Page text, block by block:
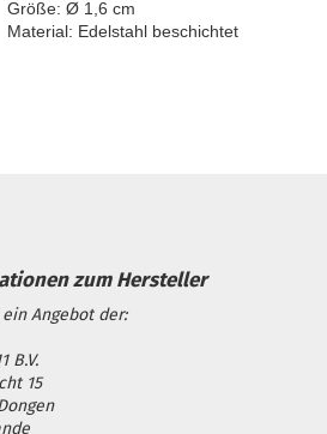
Größe: Ø 1,6 cm
Material: Edelstahl beschichtet
Angebot der:
B.V.
15